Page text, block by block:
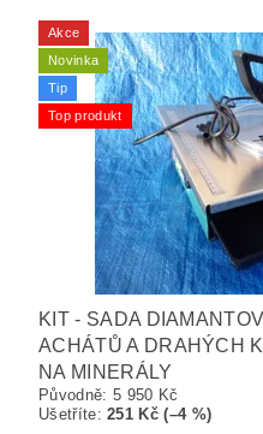
Akce
Novinka
Tip
Top produkt
KIT - SADA
ACHÁTŮ A DRAHÝCH
NA MINERÁLY
Původně: 5 950 Kč
Ušetříte:251 Kč (–4 %)